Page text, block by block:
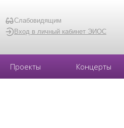
Слабовидящим
Вход в личный кабинет ЭИОС
Проекты Концерты